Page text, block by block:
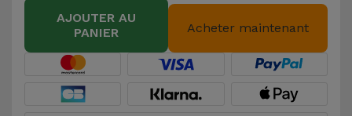
AJOUTER AU
PANIER
Acheter maintenant